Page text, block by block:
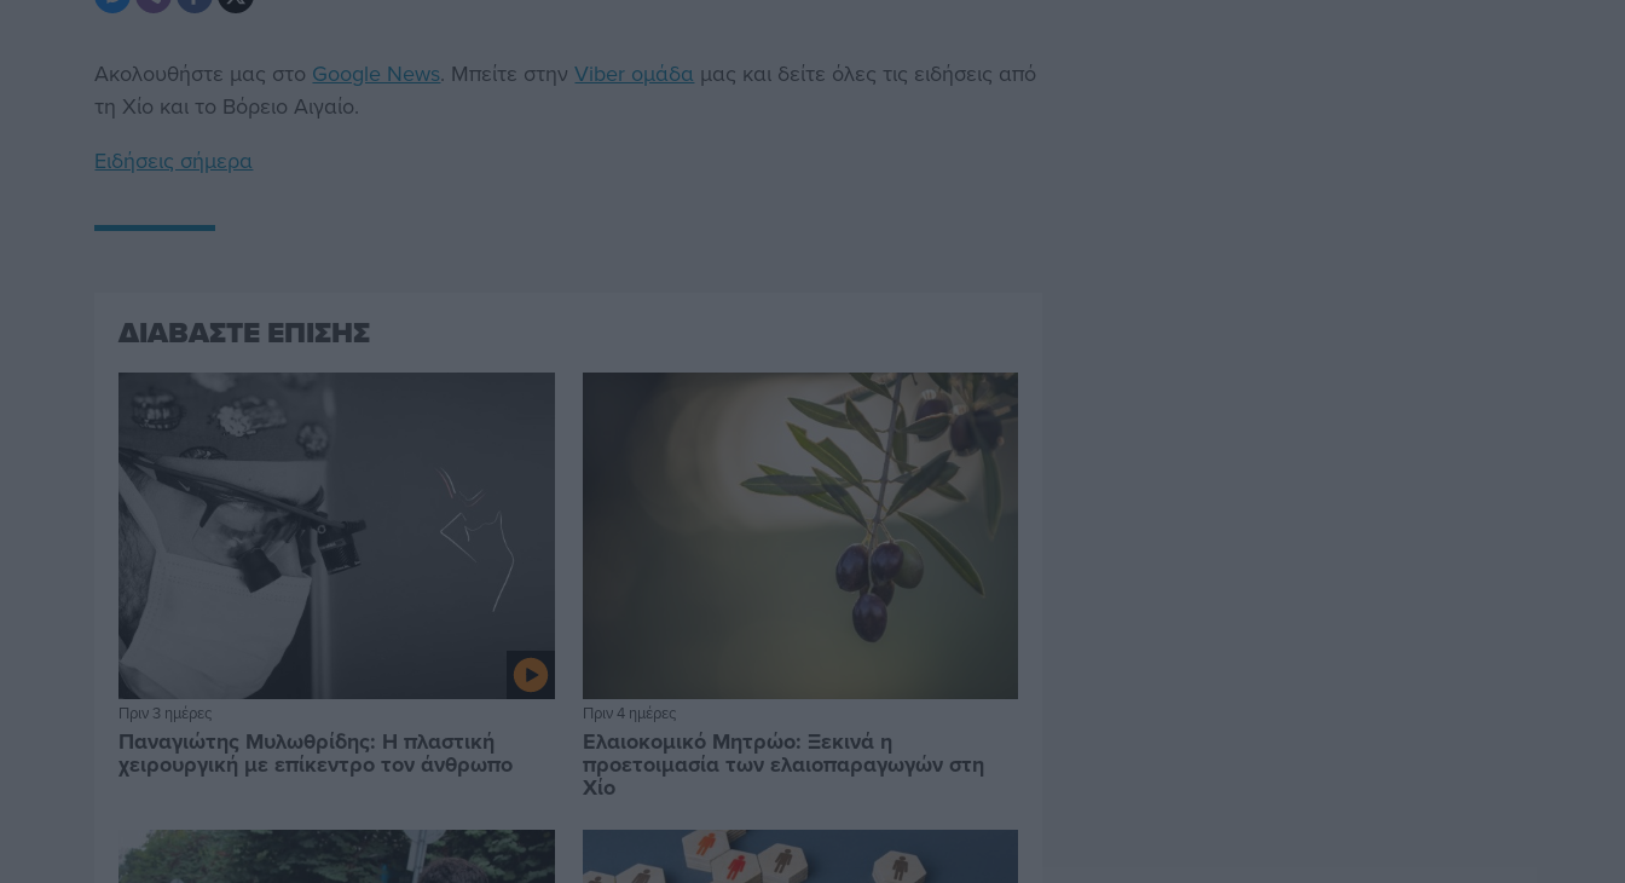
Ακολουθήστε μας στο Google News. Μπείτε στηνViber ομάδα μας και δείτε όλες τις ειδήσεις από
τη Χίο και το Βόρειο Αιγαίο.
Ειδήσεις σήμερα
ΔΙΑΒΑΣΤΕ ΕΠΙΣΗΣ
Πριν 3 ημέρες
Παναγιώτης Μυλωθρίδης: Η πλαστική
χειρουργική με επίκεντρο τον άνθρωπο
Πριν 4 ημέρες
Ελαιοκομικό Μητρώο: Ξεκινά η
προετοιμασία των ελαιοπαραγωγών στη
Χίο